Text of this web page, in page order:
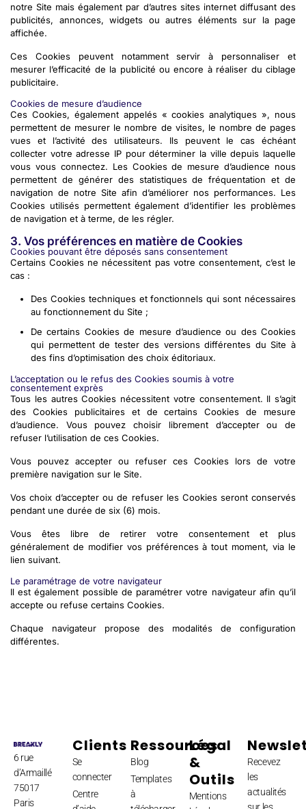
notre Site mais également par d’autres sites internet diffusant des
publicités, annonces, widgets ou autres éléments sur la page
affichée.
Ces Cookies peuvent notamment servir à personnaliser et
mesurer l’efficacité de la publicité ou encore à réaliser du ciblage
publicitaire.
Cookies de mesure d’audience
Ces Cookies, également appelés « cookies analytiques », nous
permettent de mesurer le nombre de visites, le nombre de pages
vues et l’activité des utilisateurs. Ils peuvent le cas échéant
collecter votre adresse IP pour déterminer la ville depuis laquelle
vous vous connectez. Les Cookies de mesure d’audience nous
permettent de générer des statistiques de fréquentation et de
navigation de notre Site afin d’améliorer nos performances. Les
Cookies utilisés permettent également d’identifier les problèmes
de navigation et à terme, de les régler.
3. Vos préférences en matière de Cookies
Cookies pouvant être déposés sans consentement
Certains Cookies ne nécessitent pas votre consentement, c’est le
cas :
Des Cookies techniques et fonctionnels qui sont nécessaires
au fonctionnement du Site ;
De certains Cookies de mesure d’audience ou des Cookies
qui permettent de tester des versions différentes du Site à
des fins d’optimisation des choix éditoriaux.
L’acceptation ou le refus des Cookies soumis à votre
consentement exprès
Tous les autres Cookies nécessitent votre consentement. Il s’agit
des Cookies publicitaires et de certains Cookies de mesure
d’audience. Vous pouvez choisir librement d’accepter ou de
refuser l’utilisation de ces Cookies.
Vous pouvez accepter ou refuser ces Cookies lors de votre
première navigation sur le Site.
Vos choix d’accepter ou de refuser les Cookies seront conservés
pendant une durée de six (6) mois.
Vous êtes libre de retirer votre consentement et plus
généralement de modifier vos préférences à tout moment, via le
lien suivant.
Le paramétrage de votre navigateur
Il est également possible de paramétrer votre navigateur afin qu’il
accepte ou refuse certains Cookies.
Chaque navigateur propose des modalités de configuration
différentes.
6 rue
d’Armaillé
75017
Paris
Clients
Se
connecter
Centre
Ressources
Blog
Templates
à
Légal
&
Outils
Mentions
Recevez
les
actualités